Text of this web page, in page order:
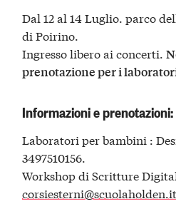
Dal 12 al 14 Luglio. parco
di Poirino.
Ingresso libero ai concerti.
prenotazione per i
Informazioni e prenotazioni:
Laboratori per bambini :
3497510156.
Workshop di Scritture
corsiesterni@scuolaholden.it